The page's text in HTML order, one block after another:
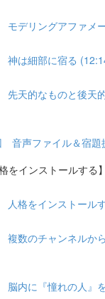
モデリングアファメ
神は細部に宿る
先天的なものと後天
音声ファイル＆宿題
インストールする】
人格をインストール
複数のチャンネルか
脳内に『憧れの人』